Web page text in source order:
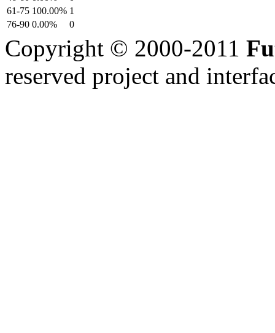
61-75 100.00% 1
76-90 0.00% 0
Copyright © 2000-2011
reserved project and